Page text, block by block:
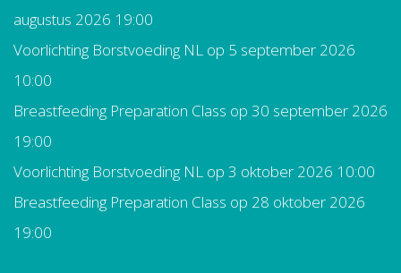
augustus 2026 19:00
Voorlichting Borstvoeding NL op 5 september 2026
10:00
Breastfeeding Preparation Class op 30 september 2026
19:00
Voorlichting Borstvoeding NL op 3 oktober 2026 10:00
Breastfeeding Preparation Class op 28 oktober 2026
19:00